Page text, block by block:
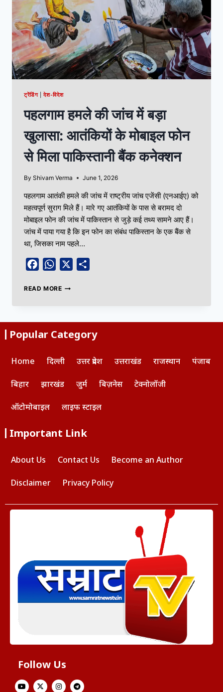
ट्रेंडिंग|देश-विदेश
पहलगाम हमले की जांच में बड़ा
खुलासा: आतंकियों के मोबाइल फोन
से मिला पाकिस्तानी बैंक कनेक्शन
By Shivam Verma June 1, 2026
पहलगाम आतंकी हमले की जांच में राष्ट्रीय जांच एजेंसी (एनआईए) को
महत्वपूर्ण सुराग मिले हैं। मारे गए आतंकियों के पास से बरामद दो
मोबाइल फोन की जांच में पाकिस्तान से जुड़े कई तथ्य सामने आए हैं।
जांच में पाया गया है कि इन फोन का संबंध पाकिस्तान के एक बैंक से
था, जिसका नाम पहले…
FacebookWhatsApp
READ MORE
Popular Category
Home दिल्ली उत्तर प्रदेश उत्तराखंड राजस्थान पंजाब
बिहार झारखंड जुर्म बिज़नेस टेक्नोलॉजी
ऑटोमोबाइल लाइफ स्टाइल
Important Link
About Us Contact Us Become an Author
Disclaimer Privacy Policy
Follow Us